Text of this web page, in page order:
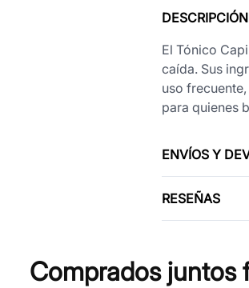
DESCRIPCIÓN
El Tónico
caída. Sus
uso
para quienes
ENVÍOS Y
RESEÑAS
Comprados juntos